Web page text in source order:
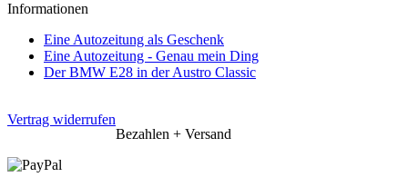
Informationen
Eine Autozeitung als Geschenk
Eine Autozeitung - Genau mein Ding
Der BMW E28 in der Austro Classic
Vertrag widerrufen
Bezahlen + Versand